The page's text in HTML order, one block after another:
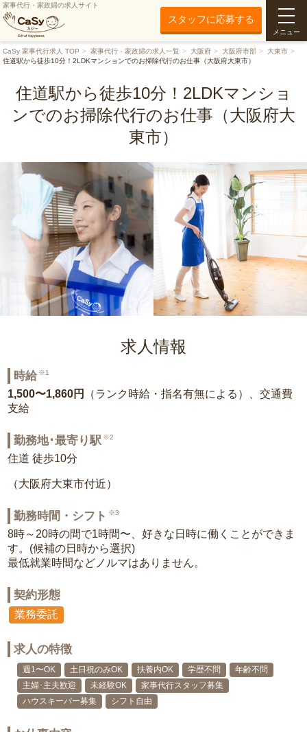
家事代行・家政婦の求人サイト
スタッフに応募する
メニュー
CaSy 家事代行求人 TOP 家事代行・家政婦の求人一覧 大阪府 大阪府市部
大東市
住道駅から徒歩10分！2LDKマンションでのお掃除代行のお仕事（大阪府大東市）
住道駅から徒歩10分！2LDKマンショ
ンでのお掃除代行のお仕事（大阪府大
東市）
求人情報
時給 ※1
1,500〜1,860円
（ランク時給・指名有無による）、交通費
支給
勤務地･最寄り駅 ※2
住道 徒歩10分
（大阪府大東市付近）
勤務時間・シフト ※3
8時～20時の間で1時間〜、好きな日時に働くことができま
す。(候補の日時から選択)
最低就業時間などノルマはありません。
契約形態
業務委託
求人の特徴
週1〜OK 土日祝のみOK 扶養内OK 学歴不問
年齢不問
主婦･主夫歓迎
未経験OK
家事代行スタッフ募集
ハウスキーパー募集
シフト自由